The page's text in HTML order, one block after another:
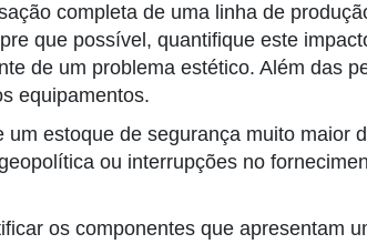
completa de uma linha de
que possível, quantifique este
de um problema estético. Além das
equipamentos.
estoque de segurança muito maior
ou interrupções no
os componentes que apresentam